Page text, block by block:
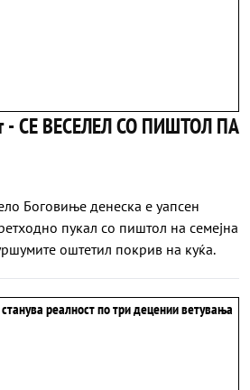
- СЕ ВЕСЕЛЕЛ СО ПИШТОЛ ПА
Боговиње денеска е уапсен
пукал со пиштол на семејна
оштетил покрив на куќа.